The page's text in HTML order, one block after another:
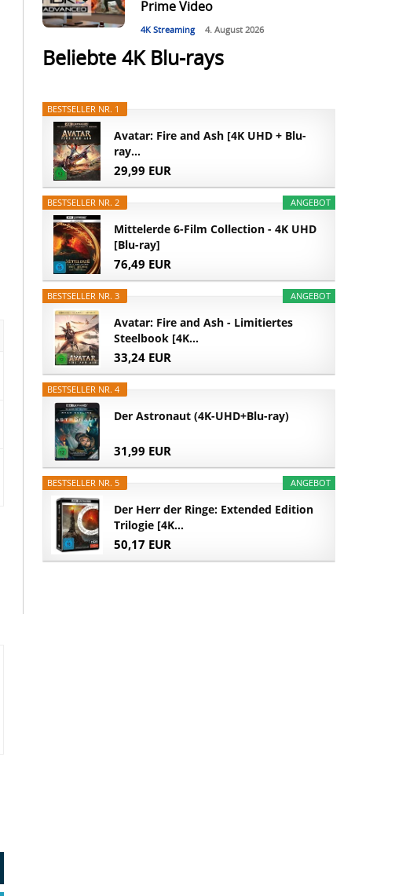
Prime Video
4K Streaming 4. August 2026
Beliebte 4K Blu-rays
BESTSELLER NR. 1
Avatar: Fire and Ash [4K UHD + Blu-
ray...
29,99 EUR
ANGEBOT
BESTSELLER NR. 2
Mittelerde 6-Film Collection - 4K UHD
[Blu-ray]
76,49 EUR
ANGEBOT
BESTSELLER NR. 3
Avatar: Fire and Ash - Limitiertes
Steelbook [4K...
33,24 EUR
BESTSELLER NR. 4
Der Astronaut (4K-UHD+Blu-ray)
31,99 EUR
ANGEBOT
BESTSELLER NR. 5
Der Herr der Ringe: Extended Edition
Trilogie [4K...
50,17 EUR